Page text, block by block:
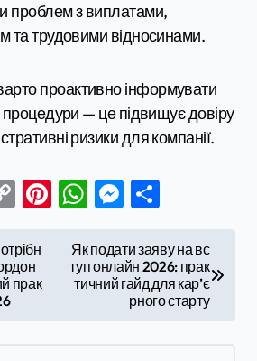
проблем з виплатами,
та трудовими відносинами.
проактивно інформувати
процедури — це підвищує довіру
ризики для компанії.
CopyPinterest
WhatsApp
прак
Як подати заяву на вс
туп онлайн 2026: прак
тичний гайд для кар’є
рного старту